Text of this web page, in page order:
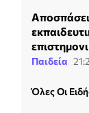
Παιδεία
Όλες Οι